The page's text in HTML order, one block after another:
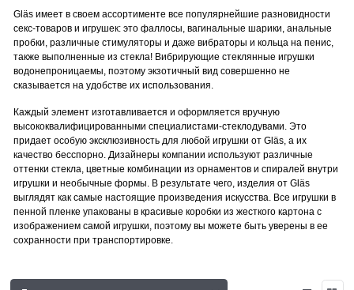
Gläs имеет в своем ассортименте все популярнейшие разновидности
секс-товаров и игрушек: это фаллосы, вагинальные шарики, анальные
пробки, различные стимуляторы и даже вибраторы и кольца на пенис,
также выполненные из стекла! Вибрирующие стеклянные игрушки
водонепроницаемы, поэтому экзотичный вид совершенно не
сказывается на удобстве их использования.
Каждый элемент изготавливается и оформляется вручную
высококвалифицированными специалистами-стеклодувами. Это
придает особую эксклюзивность для любой игрушки от Gläs, а их
качество бесспорно. Дизайнеры компании используют различные
оттенки стекла, цветные комбинации из орнаментов и спиралей внутри
игрушки и необычные формы. В результате чего, изделия от Gläs
выглядят как самые настоящие произведения искусства. Все игрушки в
пенной пленке упакованы в красивые коробки из жесткого картона с
изображением самой игрушки, поэтому вы можете быть уверены в ее
сохранности при транспортировке.